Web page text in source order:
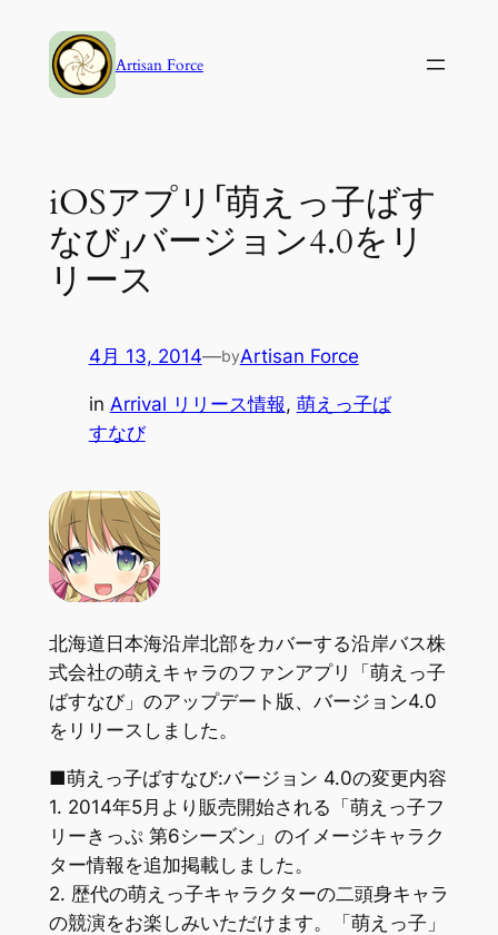
Artisan Force
iOSアプリ「萌えっ子ばす
なび」バージョン4.0をリ
リース
4月 13, 2014—byArtisan Force
in Arrival リリース情報, 萌えっ子ば
すなび
北海道日本海沿岸北部をカバーする沿岸バス株
式会社の萌えキャラのファンアプリ「萌えっ子
ばすなび」のアップデート版、バージョン4.0
をリリースしました。
■萌えっ子ばすなび:バージョン 4.0の変更内容
1. 2014年5月より販売開始される「萌えっ子フ
リーきっぷ 第6シーズン」のイメージキャラク
ター情報を追加掲載しました。
2. 歴代の萌えっ子キャラクターの二頭身キャラ
の競演をお楽しみいただけます。「萌えっ子」